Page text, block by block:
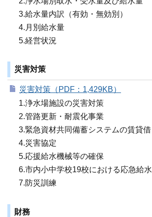
3.給水量内訳（有効・無効別）
4.月別給水量
5.経営状況
災害対策
災害対策（PDF：1,429KB）
1.浄水場施設の災害対策
2.管路更新・耐震化事業
3.緊急資材共同備蓄システムの賃貸借
4.災害協定
5.応援給水機械等の確保
6.市内小中学校19校における応急給水
7.防災訓練
財務